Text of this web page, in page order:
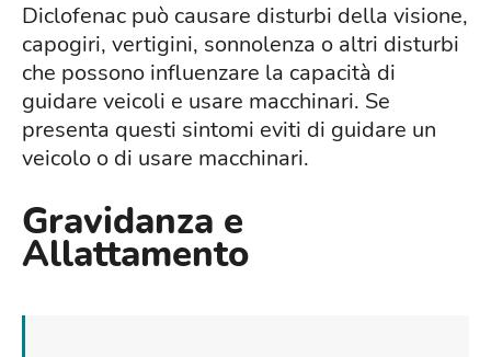
Diclofenac può causare disturbi della visione,
capogiri, vertigini, sonnolenza o altri disturbi
che possono influenzare la capacità di
guidare veicoli e usare macchinari. Se
presenta questi sintomi eviti di guidare un
veicolo o di usare macchinari.
Gravidanza e
Allattamento